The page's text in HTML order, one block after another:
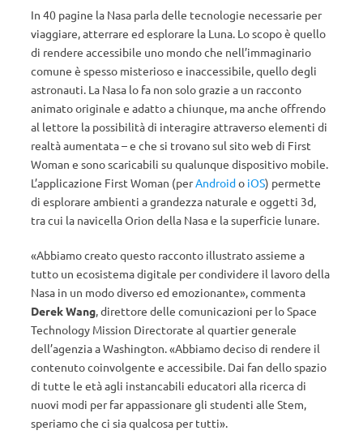
In 40 pagine la Nasa parla delle tecnologie necessarie per
viaggiare, atterrare ed esplorare la Luna. Lo scopo è quello
di rendere accessibile uno mondo che nell’immaginario
comune è spesso misterioso e inaccessibile, quello degli
astronauti. La Nasa lo fa non solo grazie a un racconto
animato originale e adatto a chiunque, ma anche offrendo
al lettore la possibilità di interagire attraverso elementi di
realtà aumentata – e che si trovano sul sito web di First
Woman e sono scaricabili su qualunque dispositivo mobile.
L’applicazione First Woman (perAndroido iOS) permette
di esplorare ambienti a grandezza naturale e oggetti 3d,
tra cui la navicella Orion della Nasa e la superficie lunare.
«Abbiamo creato questo racconto illustrato assieme a
tutto un ecosistema digitale per condividere il lavoro della
Nasa in un modo diverso ed emozionante», commenta
Derek Wang, direttore delle comunicazioni per lo Space
Technology Mission Directorate al quartier generale
dell’agenzia a Washington. «Abbiamo deciso di rendere il
contenuto coinvolgente e accessibile. Dai fan dello spazio
di tutte le età agli instancabili educatori alla ricerca di
nuovi modi per far appassionare gli studenti alle Stem,
speriamo che ci sia qualcosa per tutti».